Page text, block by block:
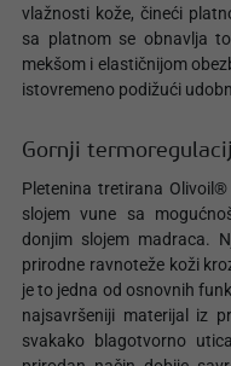
vlažnosti kože, čineći
sa platnom se obnavlja
mekšom i elastičnijom
istovremeno podižući
Gornji
Pletenina tretirana
slojem vune sa
donjim slojem madraca.
prirodne ravnoteže koži
je to jedna od osnovnih
najsavršeniji materijal iz
svakako blagotvorno